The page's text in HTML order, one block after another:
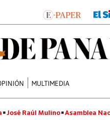
MULTIMEDIA
José Raúl Mulino Asamblea